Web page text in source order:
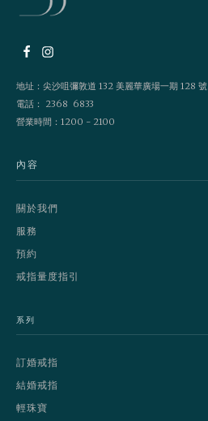
地址：尖沙咀彌敦道 132 美麗華廣場一期 128 號
電話： 2368 6833
營業時間：1200 - 2100
內容
關於我們
服務
預約
戒指量度指引
系列
訂婚戒指
結婚戒指
輕珠寶